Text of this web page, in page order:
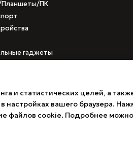
Планшеты/ПК
гаджеты
и статистических целей, а
вашего браузера.
файлов cookie. Подробнее